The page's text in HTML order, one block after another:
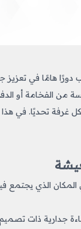
دورًا هامًا في تعزيز
من الفخامة أو
لكل غرفة تحديًا. في
الذي يجتمع
جدارية ذات